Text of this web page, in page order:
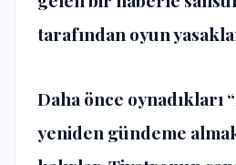
tarafından oyun
Daha önce oynadıkları
yeniden gündeme